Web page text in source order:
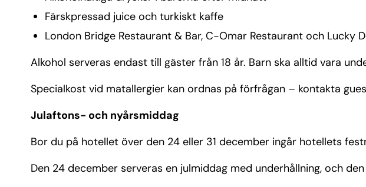
Färskpressad juice och turkiskt kaffe
London Bridge Restaurant & Bar, C-Omar Restaurant och Lucky
Alkohol serveras endast till gäster från 18 år. Barn ska alltid vara
Specialkost vid matallergier kan ordnas på förfrågan – kontakta
Julaftons- och nyårsmiddag
Bor du på hotellet över den 24 eller 31 december ingår hotellets
Den 24 december serveras en julmiddag med underhållning, och